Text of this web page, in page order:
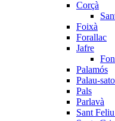
Corçà
Foixà
Forallac
Jafre
Palamós
Palau-
Pals
Parlavà
Sant